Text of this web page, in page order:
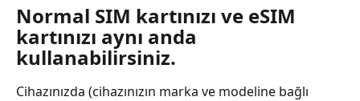
Normal SIM kartınızı ve eSIM
kartınızı aynı anda
kullanabilirsiniz.
Cihazınızda (cihazınızın marka ve modeline bağlı